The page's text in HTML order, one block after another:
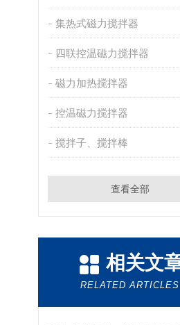
集热式磁力搅拌器
四联控温磁力搅拌器
磁力加热搅拌器
控温磁力搅拌器
搅拌子、搅拌棒
查看全部
相关文
RELATED ARTICLES